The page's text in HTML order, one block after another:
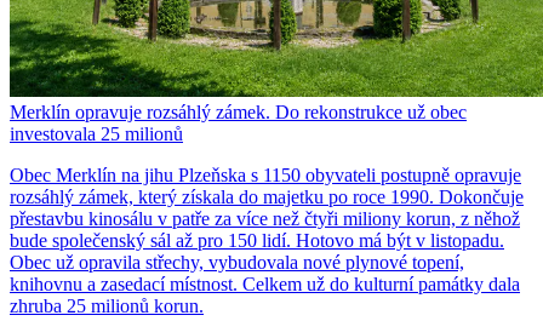
Merklín opravuje rozsáhlý zámek. Do rekonstrukce už obec
investovala 25 milionů
Obec Merklín na jihu Plzeňska s 1150 obyvateli postupně opravuje
rozsáhlý zámek, který získala do majetku po roce 1990. Dokončuje
přestavbu kinosálu v patře za více než čtyři miliony korun, z něhož
bude společenský sál až pro 150 lidí. Hotovo má být v listopadu.
Obec už opravila střechy, vybudovala nové plynové topení,
knihovnu a zasedací místnost. Celkem už do kulturní památky dala
zhruba 25 milionů korun.